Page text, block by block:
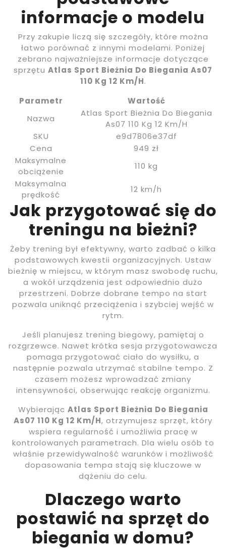
informacje o modelu
Przy zakupie liczą się szczegóły, które można
łatwo porównać z innymi modelami. Poniżej
zebrano najważniejsze informacje dotyczące
sprzętu Atlas Sport Bieżnia Do Biegania As07
110 Kg 12 Km/H.
Parametr
Wartość
Nazwa
Atlas Sport Bieżnia Do Biegania
As07 110 Kg 12 Km/H
SKU
e9d7806e37df
Cena
949 zł
Maksymalne
obciążenie
110 kg
Maksymalna
prędkość
12 km/h
Jak przygotować się do
treningu na bieżni?
Żeby trening był efektywny, warto zadbać o kilka
podstawowych kwestii organizacyjnych. Ustaw
bieżnię w miejscu, w którym masz swobodę ruchu,
a wokół urządzenia jest odpowiednio dużo
przestrzeni. Dobrze dobrane tempo na start
pozwala uniknąć przeciążenia i szybciej wejść w
rytm.
Jeśli planujesz trening biegowy, pamiętaj o
rozgrzewce. Nawet krótka sesja przygotowawcza
pomaga przygotować ciało do wysiłku, a
następnie pozwala utrzymać stabilne tempo. Z
czasem możesz wprowadzać zmiany
intensywności, obserwując reakcję organizmu.
Wybierając Atlas Sport Bieżnia Do Biegania
As07 110 Kg 12 Km/H, otrzymujesz sprzęt, który
wspiera regularność i umożliwia pracę w
kontrolowanych parametrach. Dla wielu osób to
właśnie przewidywalność warunków i możliwość
dopasowania tempa stają się kluczowe w
dążeniu do celu.
Dlaczego warto
postawić na sprzęt do
biegania w domu?